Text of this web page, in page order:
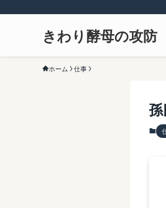
きわり酵母の攻防
ホーム 仕事